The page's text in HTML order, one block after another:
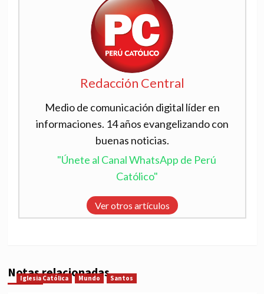
Redacción Central
Medio de comunicación digital líder en
informaciones. 14 años evangelizando con
buenas noticias.
"Únete al Canal WhatsApp de Perú
Católico"
Ver otros artículos
Notas relacionadas
Iglesia Católica Mundo Santos